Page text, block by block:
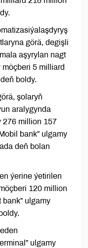
görä, degişli
aşyrylan nagt
5 milliard
boldy.
şolaryň
aralygynda
276 million 157
bank” ulgamy
deň bolan
ýerine ýetirilen
120 million
bank” ulgamy
ulgamy